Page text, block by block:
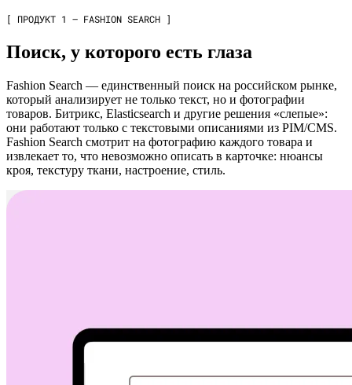
[ ПРОДУКТ 1 — FASHION SEARCH ]
Поиск, у которого есть глаза
Fashion Search — единственный поиск на российском рынке,
который анализирует не только текст, но и фотографии
товаров. Битрикс, Elasticsearch и другие решения «слепые»:
они работают только с текстовыми описаниями из PIM/CMS.
Fashion Search смотрит на фотографию каждого товара и
извлекает то, что невозможно описать в карточке: нюансы
кроя, текстуру ткани, настроение, стиль.